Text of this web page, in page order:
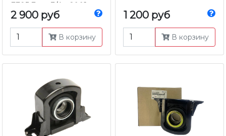
FE85 Евро-3/4 с 2001 по
2021 г.в. | EHWA
2 900 руб
В корзину
1 200 руб
В корзину